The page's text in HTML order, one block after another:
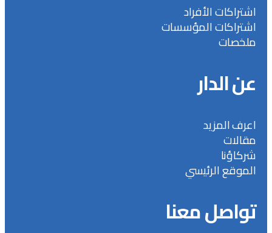
اشتراكات الأفراد
اشتراكات المؤسسات
ملخصات
عن الدار
اعرف المزيد
مقالات
شركاؤنا
الموقع الرئيسي
تواصل معنا